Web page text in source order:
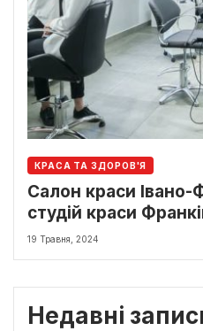
КРАСА ТА ЗДОРОВ'Я
Салон краси Івано-
студій краси
19 Травня, 2024
Недавні